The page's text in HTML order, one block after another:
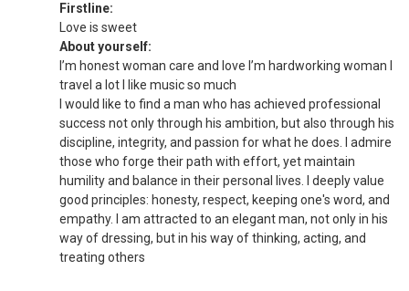
Firstline:
Love is sweet
About yourself:
I’m honest woman care and love I’m hardworking woman I
travel a lot I like music so much
I would like to find a man who has achieved professional
success not only through his ambition, but also through his
discipline, integrity, and passion for what he does. I admire
those who forge their path with effort, yet maintain
humility and balance in their personal lives. I deeply value
good principles: honesty, respect, keeping one's word, and
empathy. I am attracted to an elegant man, not only in his
way of dressing, but in his way of thinking, acting, and
treating others